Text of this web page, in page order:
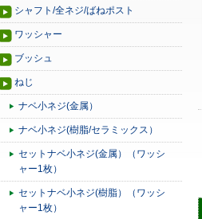
シャフト/全ネジ/ばねポスト
ワッシャー
ブッシュ
ねじ
ナベ小ネジ(金属）
ナベ小ネジ(樹脂/セラミックス）
セットナベ小ネジ(金属）（ワッシ
ャー1枚）
セットナベ小ネジ(樹脂）（ワッシ
ャー1枚）